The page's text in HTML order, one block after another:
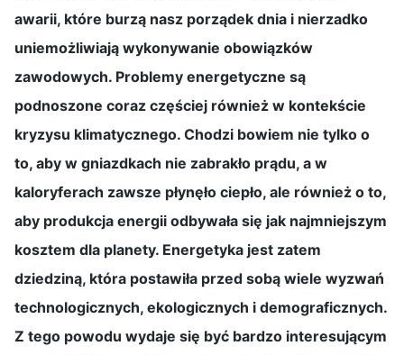
awarii, które burzą nasz porządek dnia i nierzadko
uniemożliwiają wykonywanie obowiązków
zawodowych. Problemy energetyczne są
podnoszone coraz częściej również w kontekście
kryzysu klimatycznego. Chodzi bowiem nie tylko o
to, aby w gniazdkach nie zabrakło prądu, a w
kaloryferach zawsze płynęło ciepło, ale również o to,
aby produkcja energii odbywała się jak najmniejszym
kosztem dla planety. Energetyka jest zatem
dziedziną, która postawiła przed sobą wiele wyzwań
technologicznych, ekologicznych i demograficznych.
Z tego powodu wydaje się być bardzo interesującym